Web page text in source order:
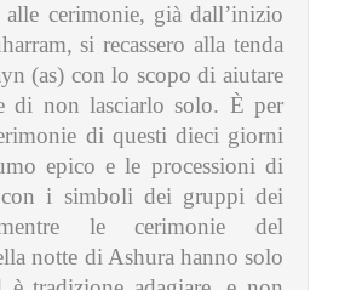
alle cerimonie, già dall’inizio
si recassero alla tenda
(as) con lo scopo di aiutare
di non lasciarlo solo. È per
di questi dieci giorni
epico e le processioni di
i simboli dei gruppi dei
le cerimonie del
notte di Ashura hanno solo